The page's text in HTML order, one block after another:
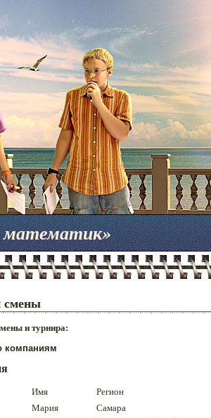
математик»
смены
и турнира:
компаниям
Имя Регион
Мария Самара